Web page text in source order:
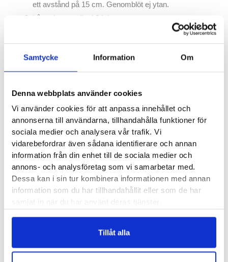
Samtycke Information Om
Denna webbplats använder cookies
Vi använder cookies för att anpassa innehållet och
annonserna till användarna, tillhandahålla funktioner för
sociala medier och analysera vår trafik. Vi
vidarebefordrar även sådana identifierare och annan
information från din enhet till de sociala medier och
annons- och analysföretag som vi samarbetar med.
Dessa kan i sin tur kombinera informationen med annan
information som du har tillhandahållit eller som de har
samlat in när du har använt deras tjänster.
Tillåt alla
ett avstånd på 15 cm. Genomblöt ej ytan.
Låt torka naturligt i 24 timmar.
OBS! Testa alltid på dold yta först.
impregneras innan de används första gången. Använd
regelbundet.
Recensioner
SmellWell Tarrago Shoe Stretch